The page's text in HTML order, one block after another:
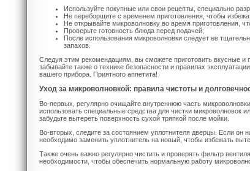
Используйте покупные или свои рецепты, специально
Не переборщите с временем приготовления, чтобы
Не открывайте микроволновку во время приготовления,
Проверьте готовность блюда перед подачей;
После использования микроволновки следует ее
запахов.
Следуя этим рекомендациям, вы сможете приготовить вкусные
забывайте также о технике безопасности и правилах
вашего прибора. Приятного аппетита!
Уход за микроволновкой: правила чистоты и
Во-первых, регулярно очищайте внутреннюю часть
использовать специальные средства для чистки микроволновок
забудьте вытереть поверхность сухой тряпкой после мойки.
Во-вторых, следите за состоянием уплотнителя дверцы. Если он
необходимо заменить уплотнитель на новый, чтобы избежать
Также очень важно регулярно чистить и проверять фильтр
необходимости, чтобы обеспечить нормальную работу